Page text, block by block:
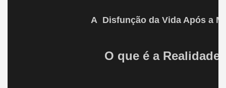
A Disfunção da Vida Após a
O que é a